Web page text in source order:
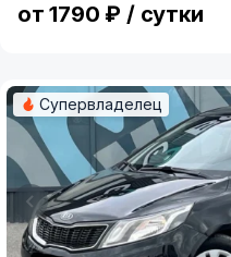
от 1790 ₽ / сутки
Супервладелец